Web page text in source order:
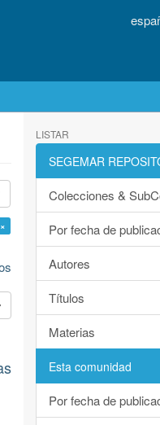
LISTAR
SEGEMAR
Colecciones &
Por fecha de
Autores
Títulos
Materias
Esta comunidad
Por fecha de